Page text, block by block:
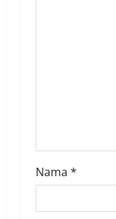
Nama *